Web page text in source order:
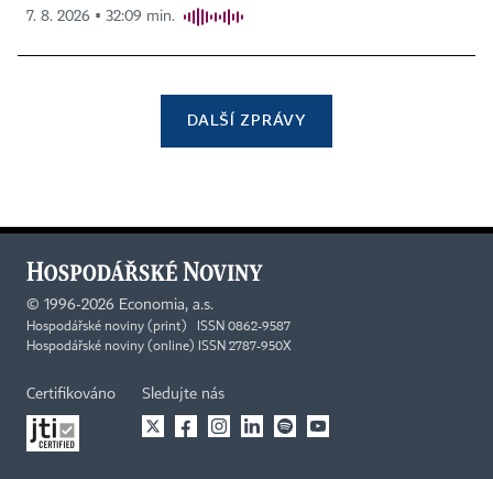
7. 8. 2026 ▪ 32:09 min.
DALŠÍ ZPRÁVY
© 1996-2026 Economia, a.s.
Hospodářské noviny (print) ISSN 0862-9587
Hospodářské noviny (online) ISSN 2787-950X
Certifikováno Sledujte nás